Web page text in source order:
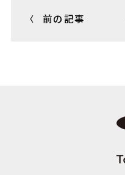
〈 前の記事